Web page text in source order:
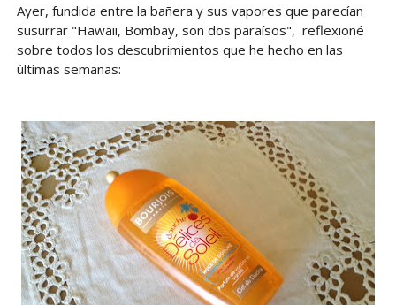
Ayer, fundida entre la bañera y sus vapores que parecían
susurrar "Hawaii, Bombay, son dos paraísos", reflexioné
sobre todos los descubrimientos que he hecho en las
últimas semanas: